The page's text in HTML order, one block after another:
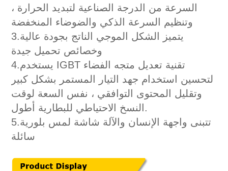
السرعة من الدرجة الصناعية لتبديد الحرارة ،
وتنظيم السرعة الذكي والضوضاء المنخفضة
3.يتميز الشكل الموجي الناتج بجودة عالية
وخصائص تحميل جيدة
4.يستخدم IGBT تقنية تعديل متجه الفضاء
لتحسين استخدام جهد التيار المستمر بشكل كبير
وتقليل المحتوى التوافقي ، نفس السعة لوقت
النسخ الاحتياطي للبطارية أطول.
5.تتبنى واجهة الإنسان والآلة شاشة لمس بلورية
سائلة